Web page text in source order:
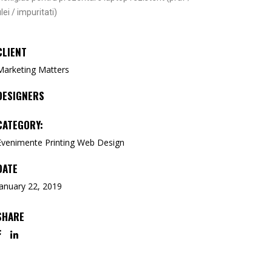
Tipar Digital / Offset
/ impuritati)
Matters
Printing Web Design
22, 2019